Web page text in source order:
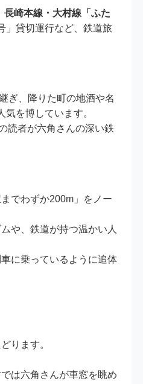
長崎本線・大村線「ふた
」貸切運行など、鉄道旅
ぎ、降りた町の地酒や名
を博しています。
読者が六角さんの深い鉄
でわずか200m」をノー
や、鉄道が持つ温かい人
に乗っているように追体
ります。
は六角さんが車窓を眺め